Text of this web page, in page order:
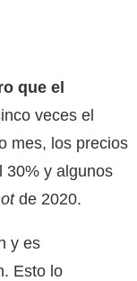
que el
veces el
mes, los precios
30% y algunos
de 2020.
y es
Esto lo